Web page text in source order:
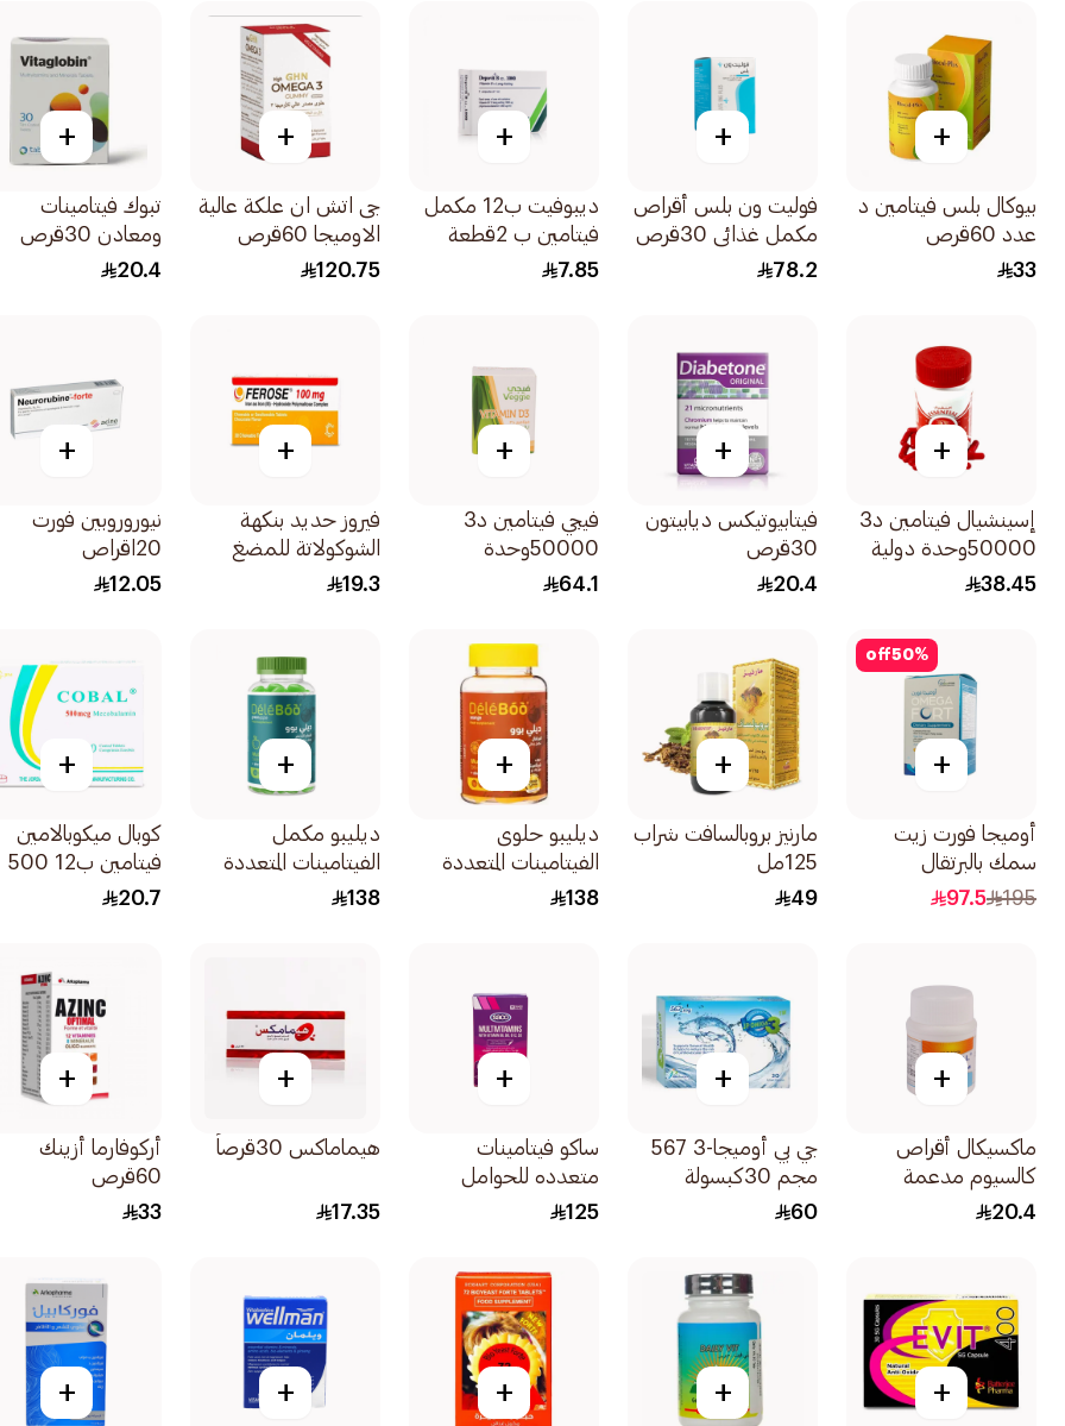
+
بيوكال بلس فيتامين د
عدد 60قرص
33
+
فوليت ون بلس أقراص
مكمل غذائي 30قرص
78.2
+
ديبوفيت ب12 مكمل
فيتامين ب 2قطعة
7.85
+
جى اتش ان علكة عالية
الاوميجا 60قرص
120.75
+
تبوك فيتامينات
ومعادن 30قرص
20.4
+
إسينشيال فيتامين د3
50000وحدة دولية
12كبسولة
38.45
+
فيتابيوتيكس ديابيتون
30قرص
20.4
+
فيجي فيتامين د3
50000وحدة
20كبسولة
64.1
+
فيروز حديد بنكهة
الشوكولاتة للمضغ
لعلاج الأنيميا
19.3
+
نيوروروبين فورت
20اقراص
12.05
50%
off
+
أوميجا فورت زيت
سمك بالبرتقال
60كبسولة
195
97.5
+
مارنيز بروبالسافت شراب
125مل
49
+
ديليبو حلوى
الفيتامينات المتعددة
بالبرتقال 90قطعة
138
+
ديليبو مكمل
الفيتامينات المتعددة
بالتفاح والزنك 90قطعة
138
+
كوبال ميكوبالامين
فيتامين ب12 500
ميكروجرام 30قرص
20.7
+
ماكسيكال أقراص
كالسيوم مدعمة
بالفيتامينات لتقوية
20.4
+
جي بي أوميجا-3 567
مجم 30كبسولة
60
+
ساكو فيتامينات
متعدده للحوامل
30قطعة
125
+
هيماماكس 30قرصاً
17.35
+
أركوفارما أزينك
60قرص
33
+
+
+
+
+